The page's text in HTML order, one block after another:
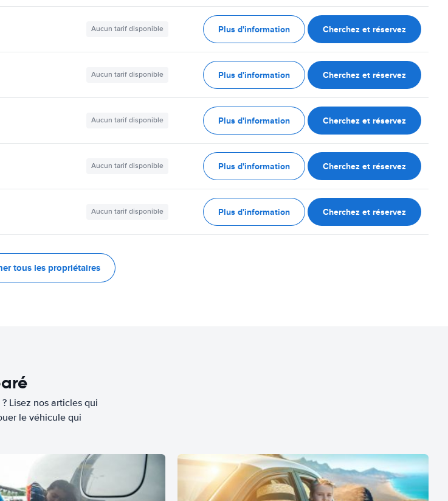
Aucun tarif disponible Plus d'information Cherchez et réservez
Aucun tarif disponible Plus d'information Cherchez et réservez
Aucun tarif disponible Plus d'information Cherchez et réservez
Aucun tarif disponible Plus d'information Cherchez et réservez
Aucun tarif disponible Plus d'information Cherchez et réservez
tous les propriétaires
Lisez nos articles qui
le véhicule qui